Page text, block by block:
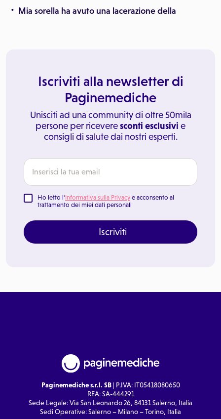
Mia sorella ha avuto una lacerazione della
Iscriviti alla newsletter di
Paginemediche
Unisciti ad una community di oltre 50mila
persone per riceveresconti esclusivi e
consigli di salute dai nostri esperti.
Ho letto l'Informativa sulla Privacy e acconsento al
trattamento dei miei dati personali
Iscriviti
Paginemediche s.r.l. SB| P.IVA: IT05418080650
REA: SA-444291
Sede Legale: Via San Leonardo 26, 84131 Salerno, Italia
Sedi Operative: Salerno – Milano – Torino, Italia